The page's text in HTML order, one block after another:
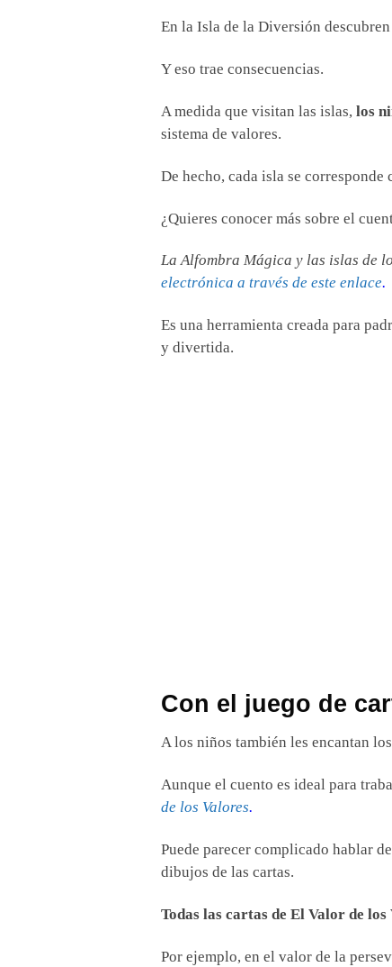
En la Isla de la Diversión
Y eso trae consecuencias.
A medida que visitan las islas, los
sistema de valores.
De hecho, cada isla se corresponde
¿Quieres conocer más sobre el
La Alfombra Mágica y las islas de
electrónica a través de este enlace.
Es una herramienta creada para
y divertida.
Con el juego de
A los niños también les encantan
Aunque el cuento es ideal para
de los Valores.
Puede parecer complicado hablar
dibujos de las cartas.
Todas las cartas de El Valor de
Por ejemplo, en el valor de la